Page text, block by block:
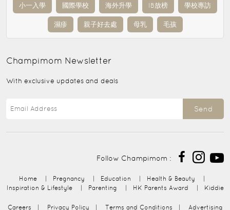
小一入學 國際學校 海外升學 IB放榜 學校專訪
濕疹 親子好去處 母乳 毛孩
Champimom Newsletter
With exclusive updates and deals
Send
Follow Champimom :
Home | Pregnancy | Education | Health & Beauty
|
Inspiration & Lifestyle
| Parenting | HK Parents Award | Kiddie
Careers | Privacy Policy | Terms and Conditions | Advertising